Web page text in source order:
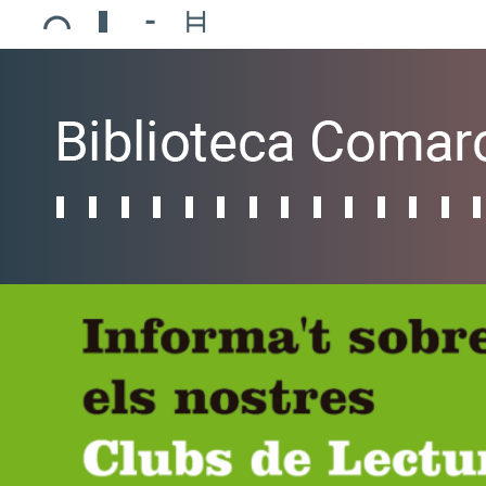
Ajuntament de Mollerussa
Biblioteca Comarcal Jaume Vila
Piscines de Mollerussa